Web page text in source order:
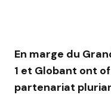
En marge du
1 et Globant ont
partenariat